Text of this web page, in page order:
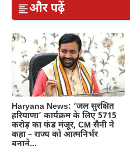
और पढ़ें
Haryana News: ‘जल सुरक्षित
हरियाणा’ कार्यक्रम के लिए 5715
करोड़ का फंड मंजूर, CM सैनी ने
कहा – राज्य को आत्मनिर्भर
बनाने…